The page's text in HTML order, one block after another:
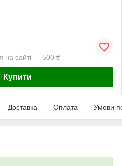
на сайті — 500 ₴
Купити
Доставка Оплата Умови